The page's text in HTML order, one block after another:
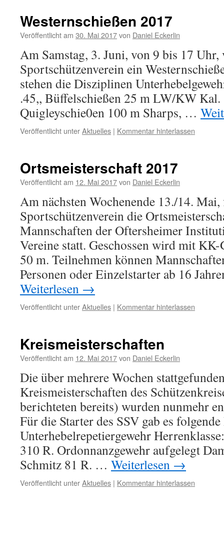
Westernschießen 2017
Veröffentlicht am 30. Mai 2017von Daniel Eckerlin
Am Samstag, 3. Juni, von 9 bis 17 Uhr,
Sportschützenverein ein
stehen die Disziplinen
.45,, Büffelschießen 25 m LW/KW Kal.
Quigleyschie0en 100 m Sharps, …
Veröffentlicht unterAktuelles | Kommentar hinterlassen
Ortsmeisterschaft 2017
Veröffentlicht am 12. Mai 2017von Daniel Eckerlin
Am nächsten Wochenende 13./14.
Sportschützenverein die
Mannschaften der Oftersheimer
Vereine statt. Geschossen wird mit
50 m. Teilnehmen können
Personen oder Einzelstarter ab 16
Weiterlesen →
Veröffentlicht unterAktuelles | Kommentar hinterlassen
Kreismeisterschaften
Veröffentlicht am 12. Mai 2017von Daniel Eckerlin
Die über mehrere Wochen
Kreismeisterschaften des
berichteten bereits) wurden nunmehr
Für die Starter des SSV gab es
Unterhebelrepetiergewehr
310 R. Ordonnanzgewehr aufgelegt
Schmitz 81 R. … Weiterlesen →
Veröffentlicht unterAktuelles | Kommentar hinterlassen